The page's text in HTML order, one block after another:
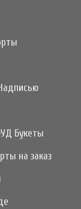
Букеты
на заказ